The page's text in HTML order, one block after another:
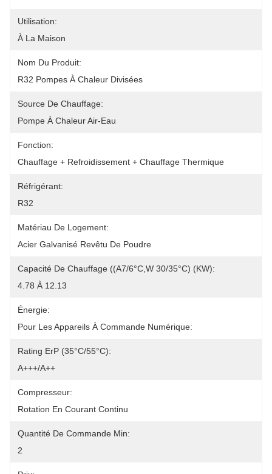
Utilisation:
À La Maison
Nom Du Produit:
R32 Pompes À Chaleur Divisées
Source De Chauffage:
Pompe À Chaleur Air-Eau
Fonction:
Chauffage + Refroidissement + Chauffage Thermique
Réfrigérant:
R32
Matériau De Logement:
Acier Galvanisé Revêtu De Poudre
Capacité De Chauffage ((A7/6°C,W 30/35°C) (kW):
4.78 À 12.13
Énergie:
Pour Les Appareils À Commande Numérique:
Rating ErP (35°C/55°C):
A+++/A++
Compresseur:
Rotation En Courant Continu
Quantité De Commande Min:
2